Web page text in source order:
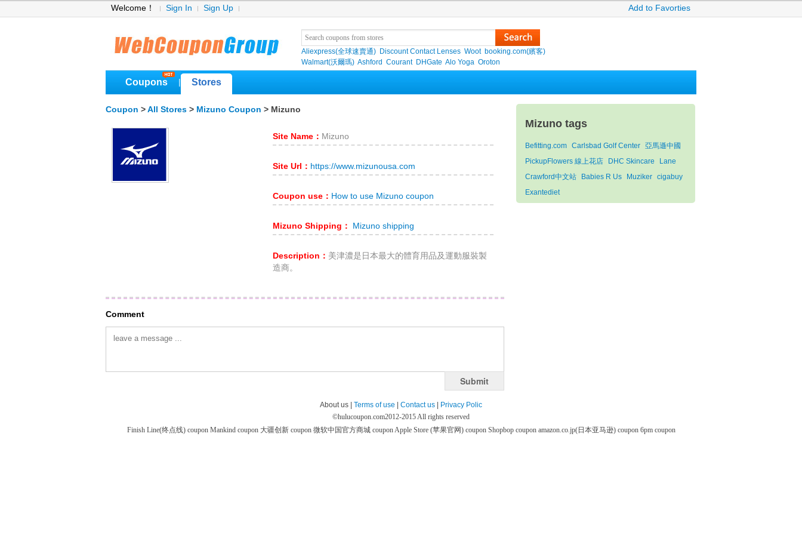
Welcome！ Sign In Sign Up Add to Favorties
Aliexpress(全球速賣通) Discount Contact Lenses Woot booking.com(繽客)
Walmart(沃爾瑪) Ashford Courant DHGate Alo Yoga Oroton
Coupons Stores
Coupon > All Stores > Mizuno Coupon > Mizuno
Site Name： Mizuno
Site Url： https://www.mizunousa.com
Coupon use： How to use Mizuno coupon
Mizuno Shipping： Mizuno shipping
Description： 美津濃是日本最大的體育用品及運動服裝製
造商。
Comment
Submit
Mizuno tags
Befitting.com Carlsbad Golf Center 亞馬遜中國
PickupFlowers 線上花店
DHC Skincare
Lane
Crawford中文站
Babies R Us Muziker cigabuy
Exantediet
About us | Terms of use Contact us
Privacy Polic
©hulucoupon.com2012-2015 All rights reserved
Finish Line(终点线) coupon Mankind coupon 大疆创新 coupon 微软中国官方商城 couponApple Store (苹果官网) coupon Shopbop coupon amazon.co.jp(日本亚马逊) coupon 6pm coupon